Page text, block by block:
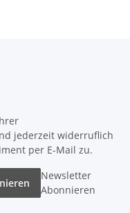
jederzeit widerruflich
per E-Mail zu.
Newsletter
Abonnieren